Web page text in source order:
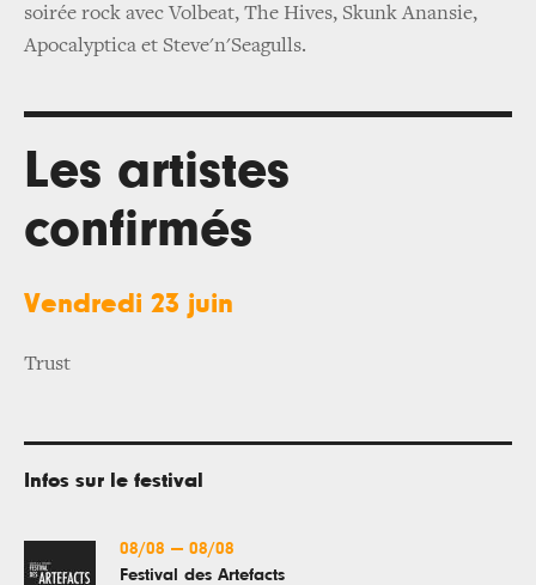
soirée rock avec Volbeat, The Hives, Skunk Anansie,
Apocalyptica et Steve'n'Seagulls.
Les artistes
confirmés
Vendredi 23 juin
Trust
Infos sur le festival
08/08 — 08/08
Festival des Artefacts